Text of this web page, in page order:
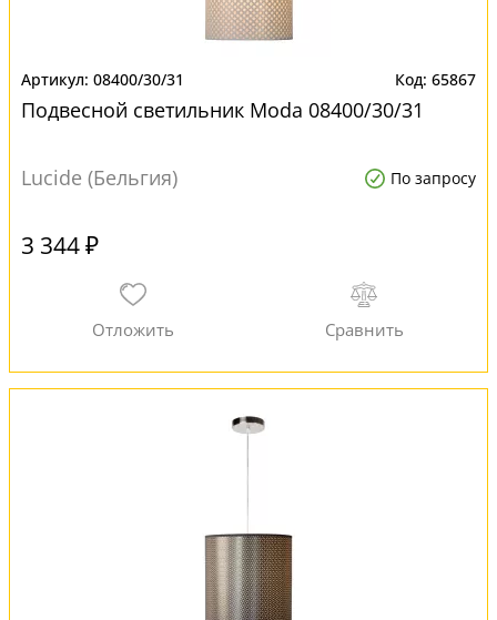
08400/30/31 65867
Подвесной светильник Moda 08400/30/31
Lucide (Бельгия) По запросу
3 344 ₽